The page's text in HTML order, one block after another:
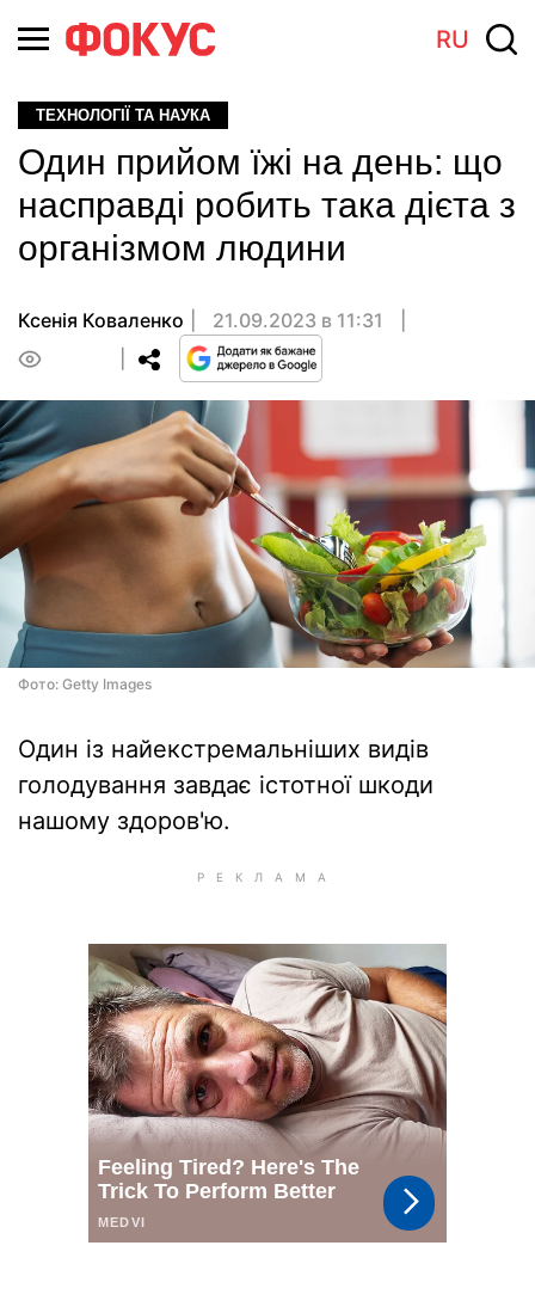
RU
ТЕХНОЛОГІЇ ТА НАУКА
Один прийом їжі на день: що
насправді робить така дієта з
організмом людини
Ксенія Коваленко
21.09.2023 в 11:31
Фото: Getty Images
Один із найекстремальніших видів
голодування завдає істотної шкоди
нашому здоров'ю.